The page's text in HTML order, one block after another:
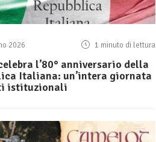
2026 1 minuto di lettura
l’80° anniversario della
Italiana: un’intera giornata
istituzionali